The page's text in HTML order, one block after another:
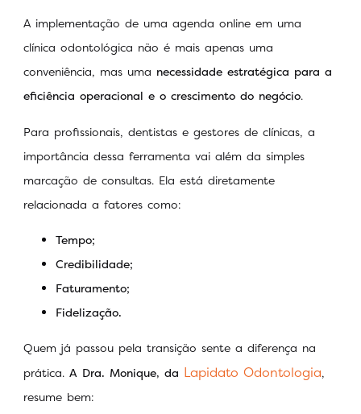
A implementação de uma agenda online em uma
clínica odontológica não é mais apenas uma
conveniência, mas uma necessidade estratégica para a
eficiência operacional e o crescimento do negócio.
Para profissionais, dentistas e gestores de clínicas, a
importância dessa ferramenta vai além da simples
marcação de consultas. Ela está diretamente
relacionada a fatores como:
Tempo;
Credibilidade;
Faturamento;
Fidelização.
Quem já passou pela transição sente a diferença na
prática. A Dra. Monique, da Lapidato Odontologia,
resume bem: